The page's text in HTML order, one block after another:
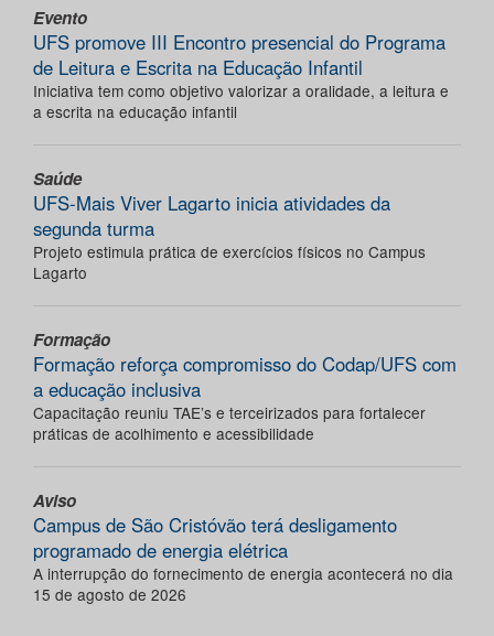
Evento
UFS promove III Encontro presencial do Programa
de Leitura e Escrita na Educação Infantil
Iniciativa tem como objetivo valorizar a oralidade, a leitura e
a escrita na educação infantil
Saúde
UFS-Mais Viver Lagarto inicia atividades da
segunda turma
Projeto estimula prática de exercícios físicos no Campus
Lagarto
Formação
Formação reforça compromisso do Codap/UFS com
a educação inclusiva
Capacitação reuniu TAE’s e terceirizados para fortalecer
práticas de acolhimento e acessibilidade
Aviso
Campus de São Cristóvão terá desligamento
programado de energia elétrica
A interrupção do fornecimento de energia acontecerá no dia
15 de agosto de 2026